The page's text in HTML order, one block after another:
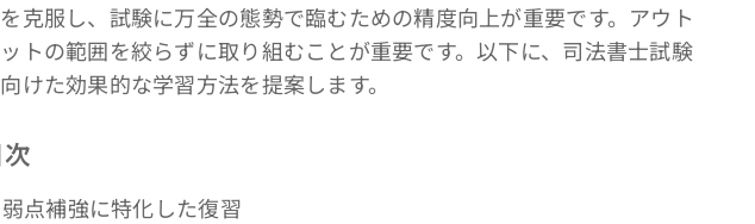
克服し、試験に万全の態勢で臨むための精度向上が重要です。アウト
トの範囲を絞らずに取り組むことが重要です。以下に、司法書士試験
けた効果的な学習方法を提案します。
点補強に特化した復習